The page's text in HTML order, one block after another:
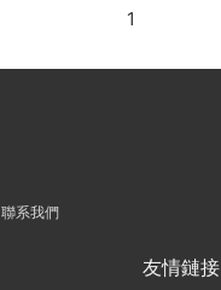
1
聯系我們
友情鏈接